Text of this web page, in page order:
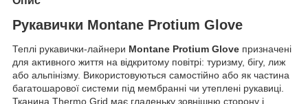
Рукавички Montane Protium Glove
Теплі рукавички-лайнери Montane Protium Glove призначені
для активного життя на відкритому повітрі: туризму, бігу, лиж
або альпінізму. Використовуються самостійно або як частина
багатошарової системи під мембранні чи утеплені рукавиці.
Тканина Thermo Grid має гладеньку зовнішню сторону і